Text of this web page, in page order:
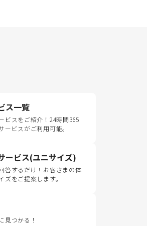
ス一覧
ビスをご紹介！24時間365
ービスがご利用可能。
ービス(ユニサイズ)
答するだけ！お客さまの体
をご提案します。
見つかる！